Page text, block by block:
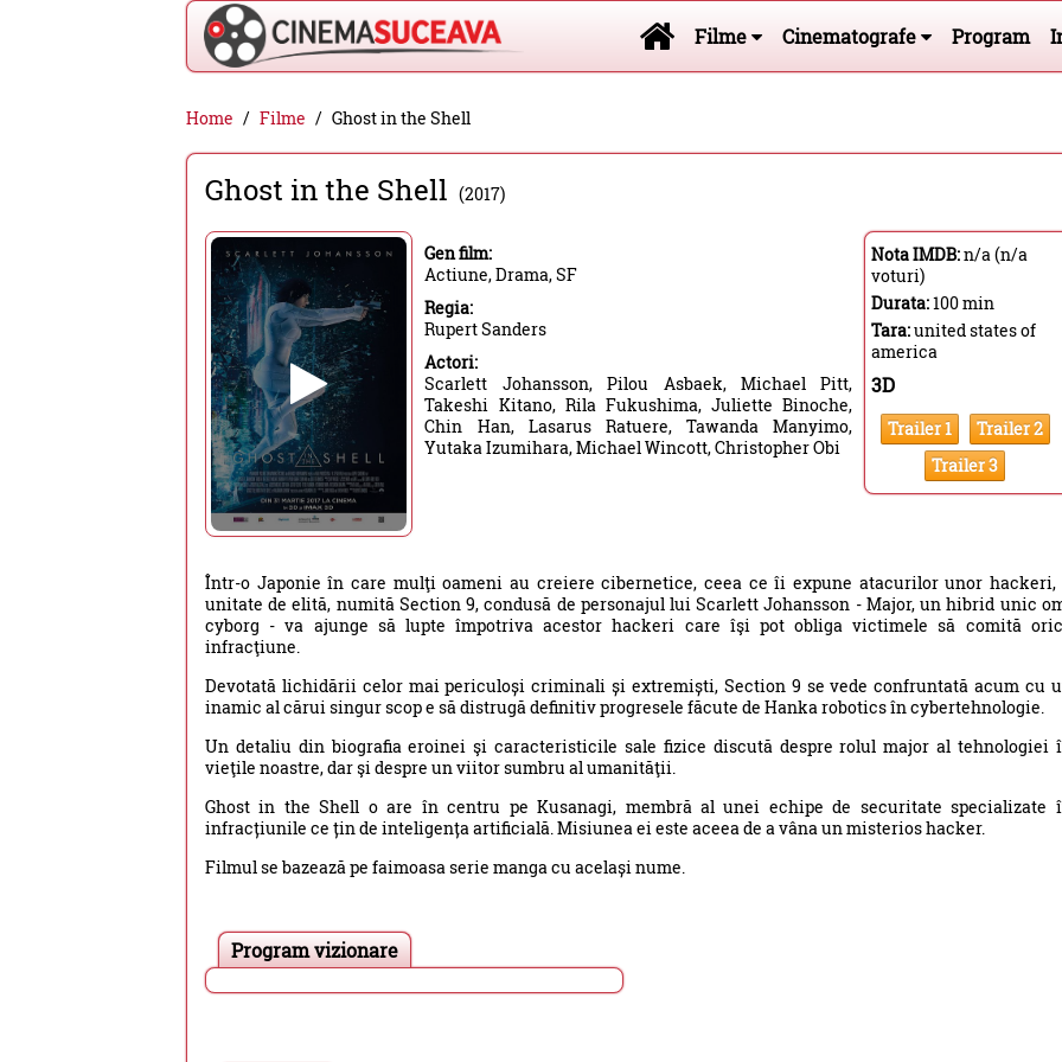
Cinema
Suceava
-
filme
cinema,
stiri
si
evenimente
din
Suceava
Filme Cinematografe Program
Home Filme Ghost in the Shell
Ghost in the Shell (2017)
Gen film:
Actiune, Drama, SF
Regia:
Rupert Sanders
Actori:
Scarlett Johansson, Pilou Asbaek, Michael Pitt,
Takeshi Kitano, Rila Fukushima, Juliette Binoche,
Chin Han, Lasarus Ratuere, Tawanda Manyimo,
Yutaka Izumihara, Michael Wincott, Christopher Obi
Nota IMDB:n/a (n/a
voturi)
Durata:100 min
Tara:united states of
america
3D
Trailer 1
Trailer 2
Trailer 3
Într-o Japonie în care mulţi oameni au creiere cibernetice, ceea ce îi expune atacurilor unor hackeri,
unitate de elită, numită Section 9, condusă de personajul lui Scarlett Johansson - Major, un hibrid unic
cyborg - va ajunge să lupte împotriva acestor hackeri care îşi pot obliga victimele să comită
infracţiune.
Devotată lichidării celor mai periculoși criminali și extremiști, Section 9 se vede confruntată acum cu
inamic al cărui singur scop e să distrugă definitiv progresele făcute de Hanka robotics în cybertehnologie.
Un detaliu din biografia eroinei şi caracteristicile sale fizice discută despre rolul major al tehnologiei
vieţile noastre, dar şi despre un viitor sumbru al umanităţii.
Ghost in the Shell o are în centru pe Kusanagi, membră al unei echipe de securitate specializate
infracțiunile ce țin de inteligența artificială. Misiunea ei este aceea de a vâna un misterios hacker.
Filmul se bazează pe faimoasa serie manga cu același nume.
Program vizionare